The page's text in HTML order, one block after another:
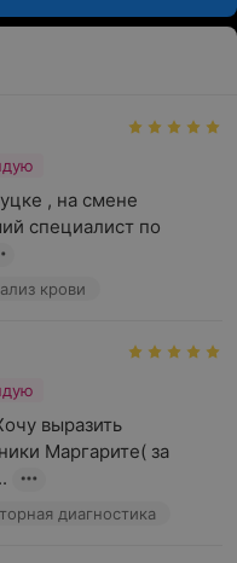
, на смене
специалист по
крови
выразить
Маргарите( за
диагностика